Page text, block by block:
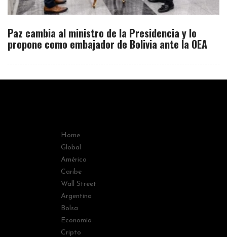
Paz cambia al ministro de la Presidencia y lo
propone como embajador de Bolivia ante la OEA
Home
Global
América
Caribe
Wall Street
Argentina
Bolsa
Economía
Cripto